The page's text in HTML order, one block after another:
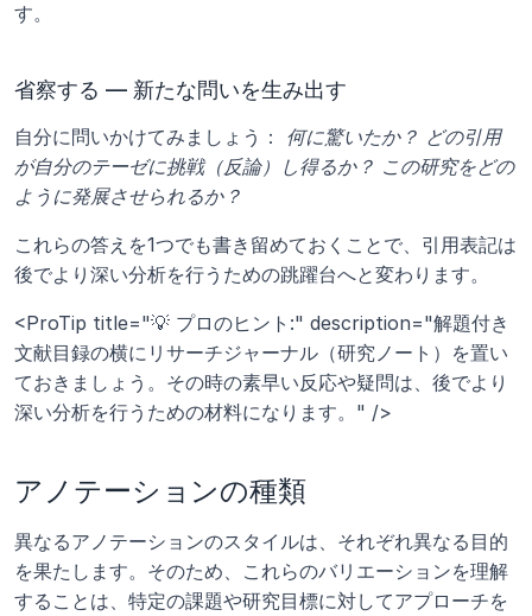
す。
省察する — 新たな問いを生み出す
自分に問いかけてみましょう： 何に驚いたか？ どの引用
が自分のテーゼに挑戦（反論）し得るか？ この研究をどの
ように発展させられるか？
これらの答えを1つでも書き留めておくことで、引用表記は
後でより深い分析を行うための跳躍台へと変わります。
<ProTip title="💡 プロのヒント:" description="解題付き
文献目録の横にリサーチジャーナル（研究ノート）を置い
ておきましょう。その時の素早い反応や疑問は、後でより
深い分析を行うための材料になります。" />
アノテーションの種類
異なるアノテーションのスタイルは、それぞれ異なる目的
を果たします。そのため、これらのバリエーションを理解
することは、特定の課題や研究目標に対してアプローチを